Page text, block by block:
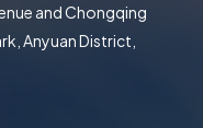
and Chongqing
Anyuan District,